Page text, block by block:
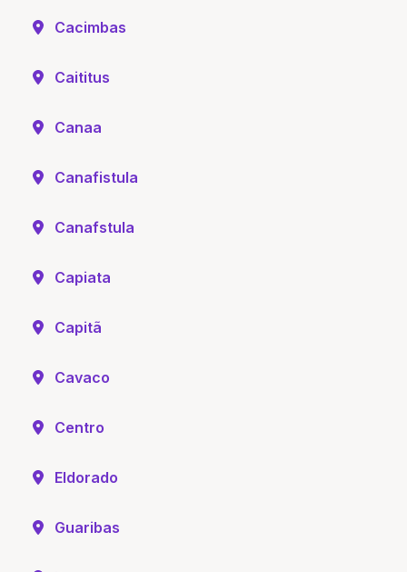
Cacimbas
Caititus
Canaa
Canafistula
Canafstula
Capiata
Capitã
Cavaco
Centro
Eldorado
Guaribas